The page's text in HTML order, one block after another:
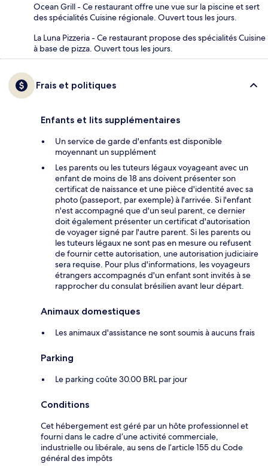
Ocean Grill - Ce restaurant offre une vue sur la piscine et sert
des spécialités Cuisine régionale. Ouvert tous les jours.
La Luna Pizzeria - Ce restaurant propose des spécialités Cuisine
à base de pizza. Ouvert tous les jours.
Frais et politiques
Enfants et lits supplémentaires
Un service de garde d'enfants est disponible
moyennant un supplément
Les parents ou les tuteurs légaux voyageant avec un
enfant de moins de 18 ans doivent présenter son
certificat de naissance et une pièce d'identité avec sa
photo (passeport, par exemple) à l'arrivée. Si l'enfant
n'est accompagné que d'un seul parent, ce dernier
doit également présenter un certificat d'autorisation
de voyager signé par l'autre parent. Si les parents ou
les tuteurs légaux ne sont pas en mesure ou refusent
de fournir cette autorisation, une autorisation judiciaire
sera requise. Pour plus d'informations, les voyageurs
étrangers accompagnés d'un enfant sont invités à se
rapprocher du consulat brésilien avant leur départ.
Animaux domestiques
Les animaux d'assistance ne sont soumis à aucuns frais
Parking
Le parking coûte 30.00 BRL par jour
Conditions
Cet hébergement est géré par un hôte professionnel et
fourni dans le cadre d’une activité commerciale,
industrielle ou libérale, au sens de l’article 155 du Code
général des impôts